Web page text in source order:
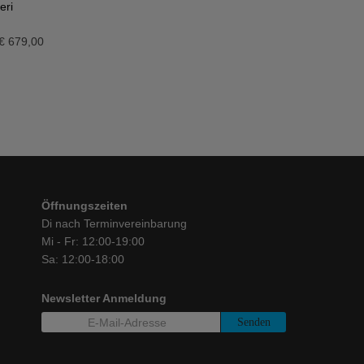
679,00
Öffnungszeiten
Di nach Terminvereinbarung
Mi - Fr: 12:00-19:00
Sa: 12:00-18:00
Newsletter Anmeldung